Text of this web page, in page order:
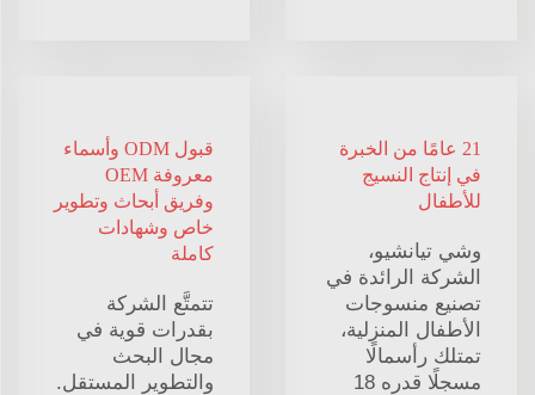
21 عامًا من الخبرة
في إنتاج النسيج
للأطفال
وشي تيانشيو،
الشركة الرائدة في
تصنيع منسوجات
الأطفال المنزلية،
تمتلك رأسمالًا
مسجلًا قدره 18
قبول ODM وأسماء
معروفة OEM
وفريق أبحاث وتطوير
خاص وشهادات
كاملة
تتمتَّع الشركة
بقدرات قوية في
مجال البحث
والتطوير المستقل.